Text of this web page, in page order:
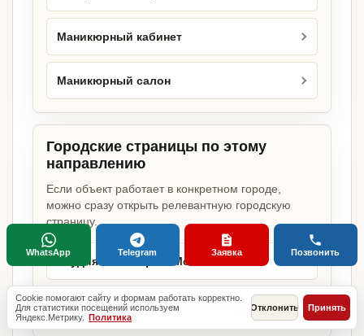
Маникюрный кабинет
Маникюрный салон
Городские страницы по этому
направлению
Если объект работает в конкретном городе,
можно сразу открыть релевантную городскую
страницу.
Студия маникюра в Москве
Студия маникюра в Санкт-Петербурге
Cookie помогают сайту и формам работать корректно.
Для статистики посещений используем
Яндекс.Метрику. Политика
Отклонить Принять
WhatsApp Telegram Заявка Позвонить